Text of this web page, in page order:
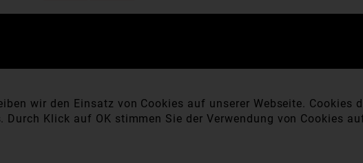
wir den Einsatz von Cookies auf unserer Webseite. Cookies
Klick auf OK stimmen Sie der Verwendung von Cookies